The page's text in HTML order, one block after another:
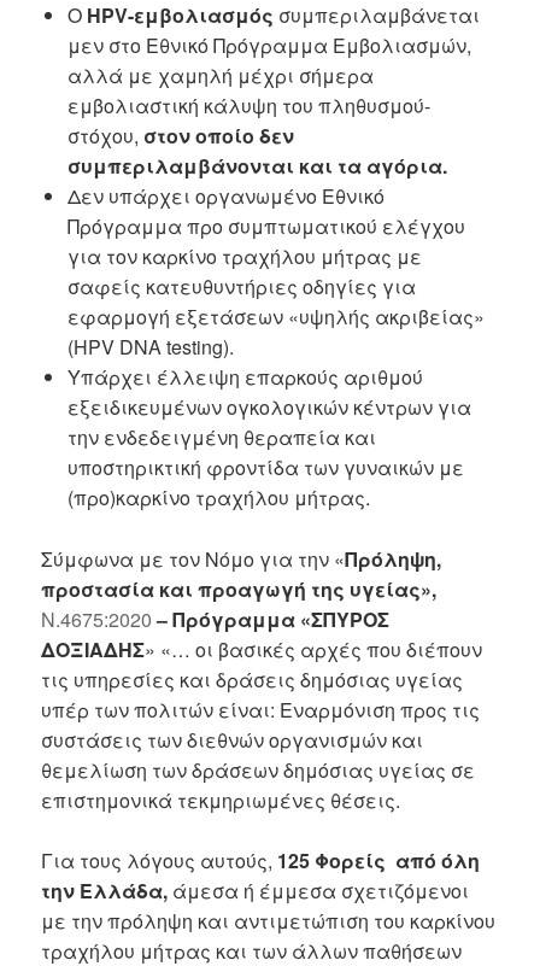
Ο HPV-εμβολιασμός συμπεριλαμβάνεται
μεν στο Εθνικό Πρόγραμμα Εμβολιασμών,
αλλά με χαμηλή μέχρι σήμερα
εμβολιαστική κάλυψη του πληθυσμού-
στόχου, στον οποίο δεν
συμπεριλαμβάνονται και τα αγόρια.
Δεν υπάρχει οργανωμένο Εθνικό
Πρόγραμμα προ συμπτωματικού ελέγχου
για τον καρκίνο τραχήλου μήτρας με
σαφείς κατευθυντήριες οδηγίες για
εφαρμογή εξετάσεων «υψηλής ακριβείας»
(HPV DNA testing).
Υπάρχει έλλειψη επαρκούς αριθμού
εξειδικευμένων ογκολογικών κέντρων για
την ενδεδειγμένη θεραπεία και
υποστηρικτική φροντίδα των γυναικών με
(προ)καρκίνο τραχήλου μήτρας.
Σύμφωνα με τον Νόμο για την «Πρόληψη,
προστασία και προαγωγή της υγείας»,
Ν.4675:2020– Πρόγραμμα «ΣΠΥΡΟΣ
ΔΟΞΙΑΔΗΣ» «… οι βασικές αρχές που διέπουν
τις υπηρεσίες και δράσεις δημόσιας υγείας
υπέρ των πολιτών είναι: Εναρμόνιση προς τις
συστάσεις των διεθνών οργανισμών και
θεμελίωση των δράσεων δημόσιας υγείας σε
επιστημονικά τεκμηριωμένες θέσεις.
Για τους λόγους αυτούς, 125 Φορείς από όλη
την Ελλάδα, άμεσα ή έμμεσα σχετιζόμενοι
με την πρόληψη και αντιμετώπιση του καρκίνου
τραχήλου μήτρας και των άλλων παθήσεων